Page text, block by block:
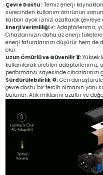
Çevre Dostu : Temiz enerji
sürecinden kullanım ömrünün
karbon ayak izinizi azaltarak çevreye
Enerji Verimliliği ⚡: Adaptörlerimiz,
Cihazlarınızın daha az enerji
enerji faturalarınızı düşürür hem de
olur.
Uzun Ömürlü ve Güvenilir ⏳: Yüksek
kullanılarak üretilen adaptörlerimiz,
performansı sayesinde
Sürdürülebilirlik ♻️: Geri
çevre dostu bir tercih olmanın yanı
bulunur. Atık miktarını azaltır ve